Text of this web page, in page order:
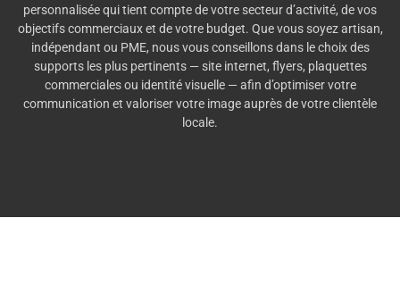
personnalisée qui tient compte de votre secteur d’activité, de vos
objectifs commerciaux et de votre budget. Que vous soyez artisan,
indépendant ou PME, nous vous conseillons dans le choix des
supports les plus pertinents — site internet, flyers, plaquettes
commerciales ou identité visuelle — afin d’optimiser votre
communication et valoriser votre image auprès de votre clientèle
locale.